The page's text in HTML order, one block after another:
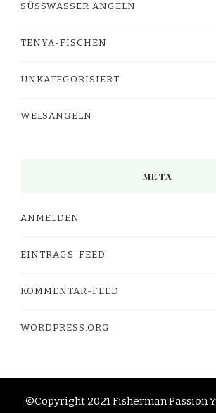
SÜSSWASSER ANGELN
TENYA-FISCHEN
UNKATEGORISIERT
WELSANGELN
META
ANMELDEN
EINTRAGS-FEED
KOMMENTAR-FEED
WORDPRESS.ORG
©Copyright 2021 Fisherman Passion